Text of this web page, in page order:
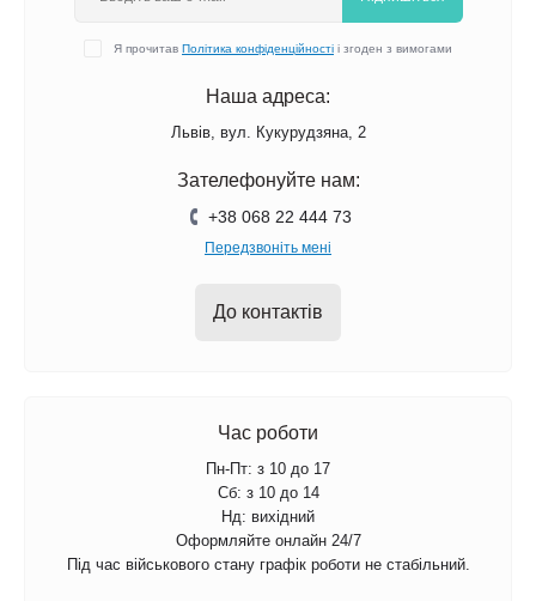
Я прочитав Політика конфіденційності і згоден з вимогами
Наша адреса:
Львів, вул. Кукурудзяна, 2
Зателефонуйте нам:
+38 068 22 444 73
Передзвоніть мені
До контактів
Час роботи
Пн-Пт: з 10 до 17
Сб: з 10 до 14
Нд: вихідний
Оформляйте онлайн 24/7
Під час військового стану графік роботи не стабільний.